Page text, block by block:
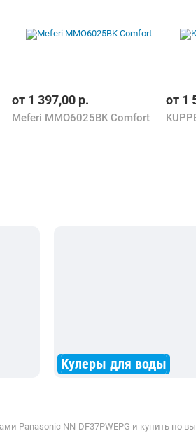
от 1 397,00 р.
Meferi MMO6025BK Comfort
от 1
Кулеры для воды
NN-DF37PWEPG и купить по